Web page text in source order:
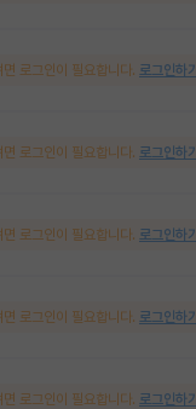
로그인이 필요합니다. 로그인하기
로그인이 필요합니다. 로그인하기
로그인이 필요합니다. 로그인하기
로그인이 필요합니다. 로그인하기
로그인이 필요합니다. 로그인하기